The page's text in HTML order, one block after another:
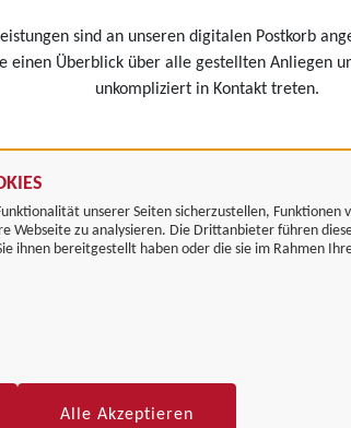
unserer Seiten sicherzustellen,
Webseite zu analysieren. Die Drittanbieter führen
ihnen bereitgestellt haben oder die sie im Rahmen
Alle Akzeptieren
sind an unseren digitalen Postkorb
einen Überblick über alle gestellten Anliegen
unkompliziert in Kontakt treten.
FAQ-Seite von Mein Unternehmenskonto.